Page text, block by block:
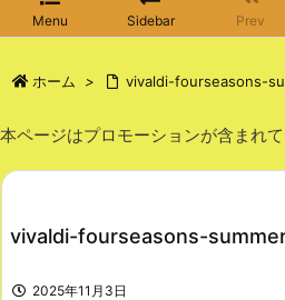
Menu Sidebar Prev
ホーム > vivaldi-fourseasons-
本ページはプロモーションが含まれ
vivaldi-fourseasons-
2025年11月3日